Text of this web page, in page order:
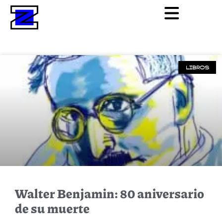
LIBROS
Walter Benjamin: 80 aniversario
de su muerte